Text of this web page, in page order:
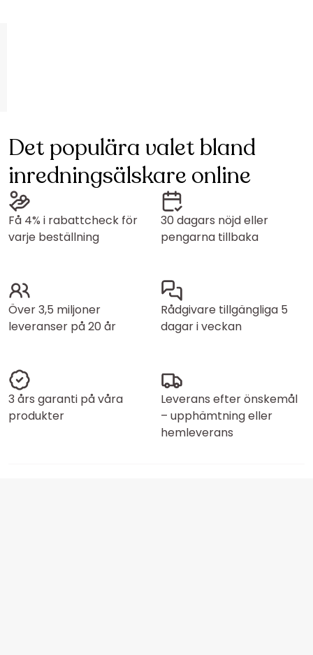
Det populära valet bland
inredningsälskare online
Få 4% i rabattcheck för
varje beställning
30 dagars nöjd eller
pengarna tillbaka
Över 3,5 miljoner
leveranser på 20 år
Rådgivare tillgängliga 5
dagar i veckan
3 års garanti på våra
produkter
Leverans efter önskemål
– upphämtning eller
hemleverans